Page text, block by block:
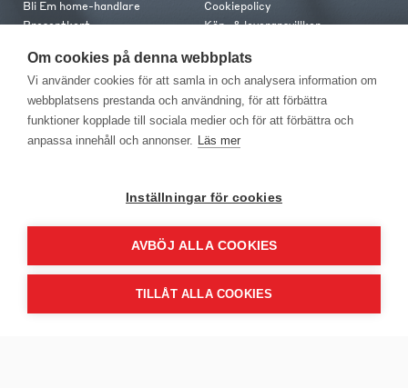
Om cookies på denna webbplats
Vi använder cookies för att samla in och analysera information om
webbplatsens prestanda och användning, för att förbättra
funktioner kopplade till sociala medier och för att förbättra och
anpassa innehåll och annonser. Läs mer
Inställningar för cookies
AVBÖJ ALLA COOKIES
TILLÅT ALLA COOKIES
Bli Em home-handlare
Presentkort
Em home Club
Medlemsvillkor
Cookiepolicy
Köp- & leveransvillkor
Retur & reklamation
Kontakt
Kontakta oss